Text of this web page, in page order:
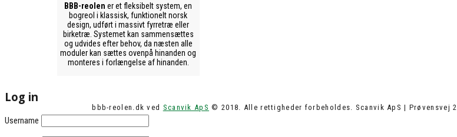
BBB-reolen er et fleksibelt system, en
bogreol i klassisk, funktionelt norsk
design, udført i massivt fyrretræ eller
birketræ. Systemet kan sammensættes
og udvides efter behov, da næsten alle
moduler kan sættes ovenpå hinanden og
monteres i forlængelse af hinanden.
bbb-reolen.dk ved Scanvik ApS © 2018. Alle rettigheder forbeholdes. Scanvik ApS | Prøvensvej
Log in
Username